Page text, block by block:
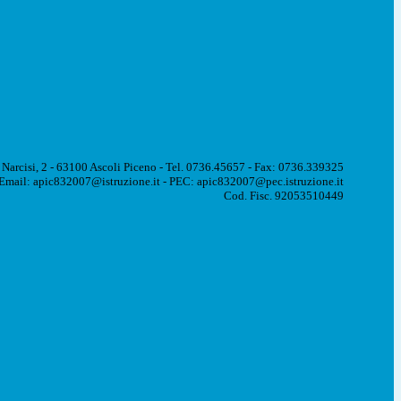
2 - 63100 Ascoli Piceno - Tel. 0736.45657 - Fax: 0736.339325
apic832007@istruzione.it - PEC: apic832007@pec.istruzione.it
Cod. Fisc. 92053510449